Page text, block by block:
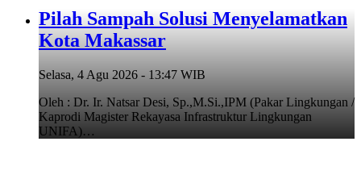
Pilah Sampah Solusi Menyelamatkan
Kota Makassar
Selasa, 4 Agu 2026 - 13:47 WIB
Oleh : Dr. Ir. Natsar Desi, Sp.,M.Si.,IPM (Pakar Lingkungan /
Kaprodi Magister Rekayasa Infrastruktur Lingkungan
UNIFA)…